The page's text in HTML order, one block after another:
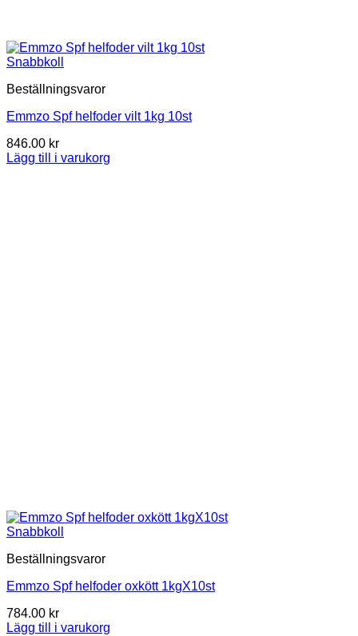
Snabbkoll
Beställningsvaror
Emmzo Spf helfoder vilt 1kg 10st
846.00 kr
Lägg till i varukorg
Snabbkoll
Beställningsvaror
Emmzo Spf helfoder oxkött 1kgX10st
784.00 kr
Lägg till i varukorg